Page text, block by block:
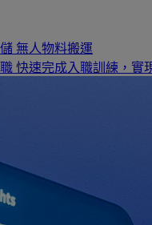
無人物料搬運
快速完成入職訓練，實